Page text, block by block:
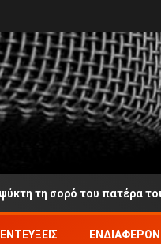
τη σορό του πατέρα